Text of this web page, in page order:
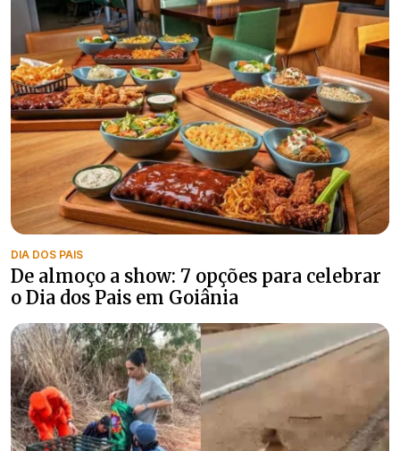
DIA DOS PAIS
De almoço a show: 7 opções para celebrar
o Dia dos Pais em Goiânia